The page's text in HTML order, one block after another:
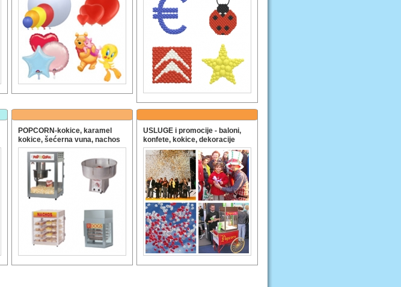
POPCORN-kokice, karamel
kokice, šećerna vuna, nachos
USLUGE i promocije - baloni,
konfete, kokice, dekoracije